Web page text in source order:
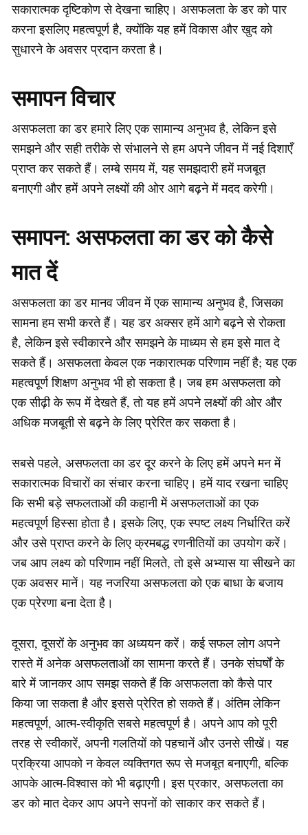
सकारात्मक दृष्टिकोण से देखना चाहिए। असफलता के डर को पार
करना इसलिए महत्वपूर्ण है, क्योंकि यह हमें विकास और खुद को
सुधारने के अवसर प्रदान करता है।
समापन विचार
असफलता का डर हमारे लिए एक सामान्य अनुभव है, लेकिन इसे
समझने और सही तरीके से संभालने से हम अपने जीवन में नई दिशाएँ
प्राप्त कर सकते हैं। लम्बे समय में, यह समझदारी हमें मजबूत
बनाएगी और हमें अपने लक्ष्यों की ओर आगे बढ़ने में मदद करेगी।
समापन: असफलता का डर को कैसे
मात दें
असफलता का डर मानव जीवन में एक सामान्य अनुभव है, जिसका
सामना हम सभी करते हैं। यह डर अक्सर हमें आगे बढ़ने से रोकता
है, लेकिन इसे स्वीकारने और समझने के माध्यम से हम इसे मात दे
सकते हैं। असफलता केवल एक नकारात्मक परिणाम नहीं है; यह एक
महत्वपूर्ण शिक्षण अनुभव भी हो सकता है। जब हम असफलता को
एक सीढ़ी के रूप में देखते हैं, तो यह हमें अपने लक्ष्यों की ओर और
अधिक मजबूती से बढ़ने के लिए प्रेरित कर सकता है।
सबसे पहले, असफलता का डर दूर करने के लिए हमें अपने मन में
सकारात्मक विचारों का संचार करना चाहिए। हमें याद रखना चाहिए
कि सभी बड़े सफलताओं की कहानी में असफलताओं का एक
महत्वपूर्ण हिस्सा होता है। इसके लिए, एक स्पष्ट लक्ष्य निर्धारित करें
और उसे प्राप्त करने के लिए क्रमबद्ध रणनीतियों का उपयोग करें।
जब आप लक्ष्य को परिणाम नहीं मिलते, तो इसे अभ्यास या सीखने का
एक अवसर मानें। यह नजरिया असफलता को एक बाधा के बजाय
एक प्रेरणा बना देता है।
दूसरा, दूसरों के अनुभव का अध्ययन करें। कई सफल लोग अपने
रास्ते में अनेक असफलताओं का सामना करते हैं। उनके संघर्षों के
बारे में जानकर आप समझ सकते हैं कि असफलता को कैसे पार
किया जा सकता है और इससे प्रेरित हो सकते हैं। अंतिम लेकिन
महत्वपूर्ण, आत्म-स्वीकृति सबसे महत्वपूर्ण है। अपने आप को पूरी
तरह से स्वीकारें, अपनी गलतियों को पहचानें और उनसे सीखें। यह
प्रक्रिया आपको न केवल व्यक्तिगत रूप से मजबूत बनाएगी, बल्कि
आपके आत्म-विश्वास को भी बढ़ाएगी। इस प्रकार, असफलता का
डर को मात देकर आप अपने सपनों को साकार कर सकते हैं।